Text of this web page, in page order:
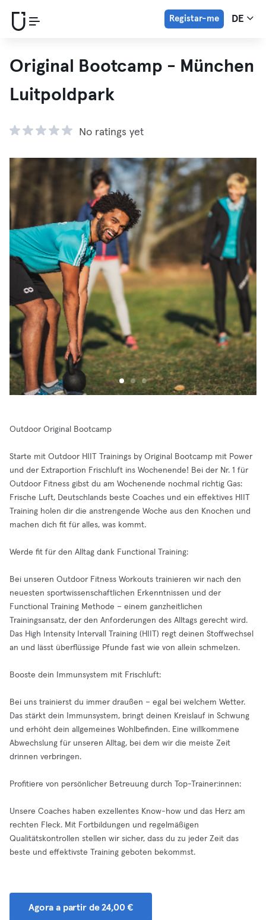
Registar-me DE
Original Bootcamp - München
Luitpoldpark
No ratings yet
Outdoor Original Bootcamp
Starte mit Outdoor HIIT Trainings by Original Bootcamp mit Power
und der Extraportion Frischluft ins Wochenende! Bei der Nr. 1 für
Outdoor Fitness gibst du am Wochenende nochmal richtig Gas:
Frische Luft, Deutschlands beste Coaches und ein effektives HIIT
Training holen dir die anstrengende Woche aus den Knochen und
machen dich fit für alles, was kommt.
Werde fit für den Alltag dank Functional Training:
Bei unseren Outdoor Fitness Workouts trainieren wir nach den
neuesten sportwissenschaftlichen Erkenntnissen und der
Functional Training Methode – einem ganzheitlichen
Trainingsansatz, der den Anforderungen des Alltags gerecht wird.
Das High Intensity Intervall Training (HIIT) regt deinen Stoffwechsel
an und lässt überflüssige Pfunde fast wie von allein schmelzen.
Booste dein Immunsystem mit Frischluft:
Bei uns trainierst du immer draußen – egal bei welchem Wetter.
Das stärkt dein Immunsystem, bringt deinen Kreislauf in Schwung
und erhöht dein allgemeines Wohlbefinden. Eine willkommene
Abwechslung für unseren Alltag, bei dem wir die meiste Zeit
drinnen verbringen.
Profitiere von persönlicher Betreuung durch Top-Trainer:innen:
Unsere Coaches haben exzellentes Know-how und das Herz am
rechten Fleck. Mit Fortbildungen und regelmäßigen
Qualitätskontrollen stellen wir sicher, dass du zu jeder Zeit das
beste und effektivste Training geboten bekommst.
Agora a partir de 24,00 €